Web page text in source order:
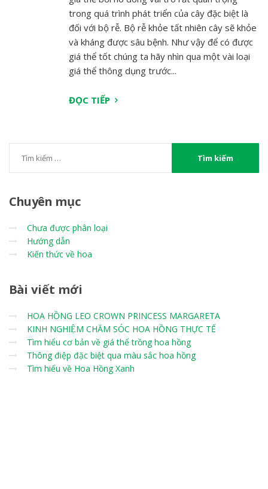
trong quá trình phát triển của cây đặc biệt là
đối với bộ rễ. Bộ rễ khỏe tất nhiên cây sẽ khỏe
và kháng được sâu bệnh. Như vậy để có được
giá thể tốt chúng ta hãy nhìn qua một vài loại
giá thể thông dụng trước...
ĐỌC TIẾP
Chuyên mục
Chưa được phân loại
Hướng dẫn
Kiến thức về hoa
Bài viết mới
HOA HỒNG LEO CROWN PRINCESS MARGARETA
KINH NGHIỆM CHĂM SÓC HOA HỒNG THỰC TẾ
Tìm hiểu cơ bản về giá thể trồng hoa hồng
Thông điệp đặc biệt qua màu sắc hoa hồng
Tìm hiểu về Hoa Hồng Xanh